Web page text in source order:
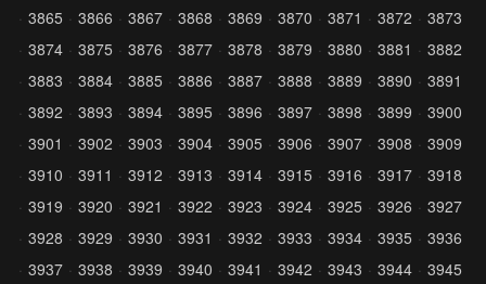
3865
3866 3867 3868 3869 3870 3871 3872
3873
3874
3875 3876 3877 3878 3879 3880 3881
3882
3883
3884 3885 3886 3887 3888 3889 3890
3891
3892
3893 3894 3895 3896 3897 3898 3899
3900
3901
3902 3903 3904 3905 3906 3907 3908
3909
3910
3911 3912 3913 3914 3915 3916 3917
3918
3919
3920 3921 3922 3923 3924 3925 3926
3927
3928
3929 3930 3931 3932 3933 3934 3935
3936
3937
3938 3939 3940 3941 3942 3943 3944 3945